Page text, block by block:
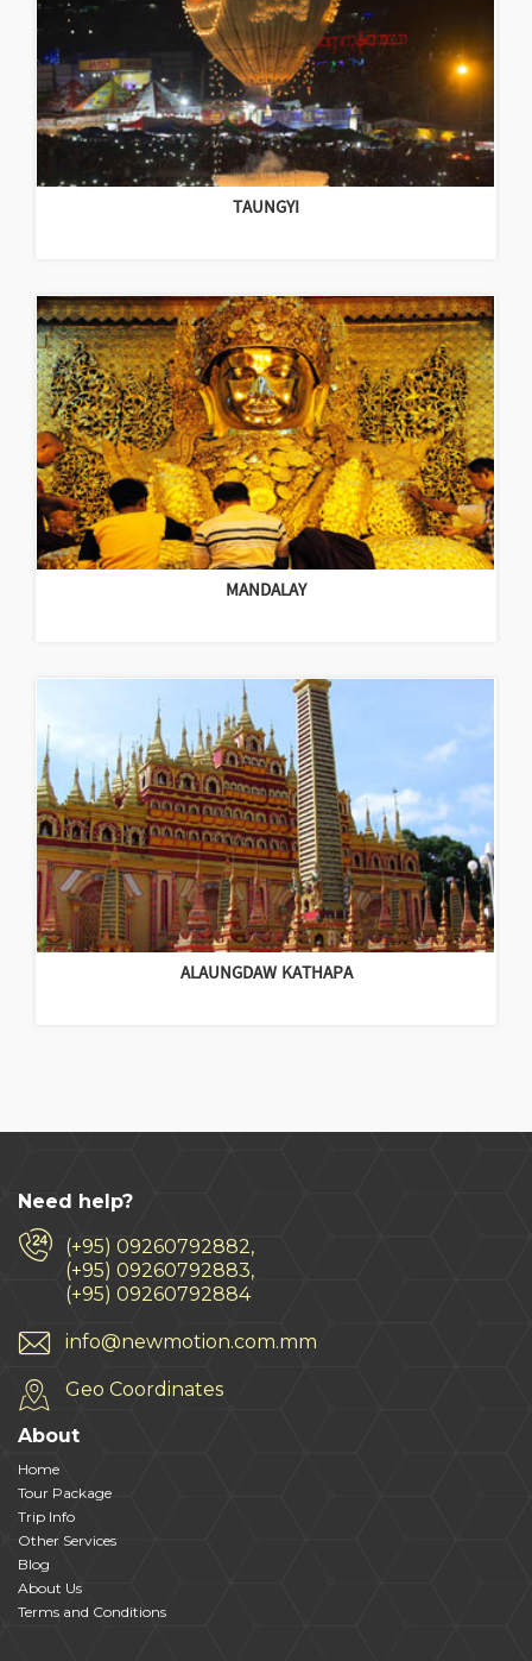
TAUNGYI
MANDALAY
ALAUNGDAW KATHAPA
Need help?
(+95) 09260792882,
(+95) 09260792883,
(+95) 09260792884
info@newmotion.com.mm
Geo Coordinates
About
Home
Tour Package
Trip Info
Other Services
Blog
About Us
Terms and Conditions